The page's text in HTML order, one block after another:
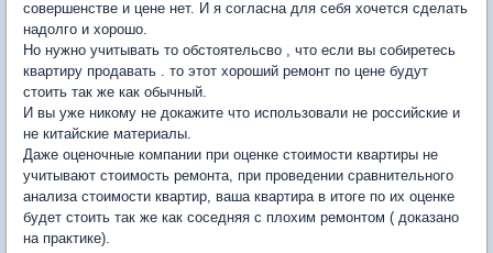
совершенстве и цене нет. И я согласна для себя хочется сделать
надолго и хорошо.
Но нужно учитывать то обстоятельсво , что если вы собиретесь
квартиру продавать . то этот хороший ремонт по цене будут
стоить так же как обычный.
И вы уже никому не докажите что использовали не российские и
не китайские материалы.
Даже оценочные компании при оценке стоимости квартиры не
учитывают стоимость ремонта, при проведении сравнительного
анализа стоимости квартир, ваша квартира в итоге по их оценке
будет стоить так же как соседняя с плохим ремонтом ( доказано
на практике).